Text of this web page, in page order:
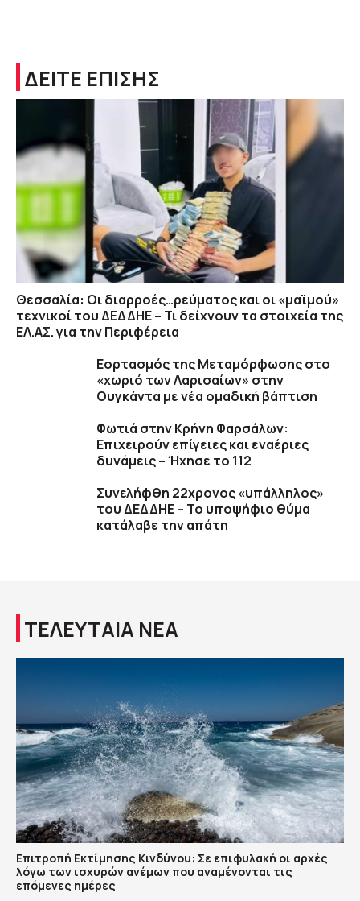
ΔΕΙΤΕ ΕΠΙΣΗΣ
Θεσσαλία: Οι διαρροές…ρεύματος και οι «μαϊμού»
τεχνικοί του ΔΕΔΔΗΕ – Τι δείχνουν τα στοιχεία της
ΕΛ.ΑΣ. για την Περιφέρεια
Εορτασμός της Μεταμόρφωσης στο
«χωριό των Λαρισαίων» στην
Ουγκάντα με νέα ομαδική βάπτιση
Φωτιά στην Κρήνη Φαρσάλων:
Επιχειρούν επίγειες και εναέριες
δυνάμεις – Ήχησε το 112
Συνελήφθη 22χρονος «υπάλληλος»
του ΔΕΔΔΗΕ – Το υποψήφιο θύμα
κατάλαβε την απάτη
ΤΕΛΕΥΤΑΙΑ ΝΕΑ
Επιτροπή Εκτίμησης Κινδύνου: Σε επιφυλακή οι αρχές
λόγω των ισχυρών ανέμων που αναμένονται τις
επόμενες ημέρες